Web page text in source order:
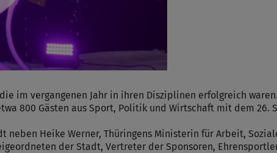
im vergangenen Jahr in ihren Disziplinen erfolgreich
800 Gästen aus Sport, Politik und Wirtschaft mit dem 26.
Heike Werner, Thüringens Ministerin für Arbeit,
der Stadt, Vertreter der Sponsoren,